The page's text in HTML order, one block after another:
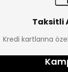
Taksitli
Kredi kartlarına